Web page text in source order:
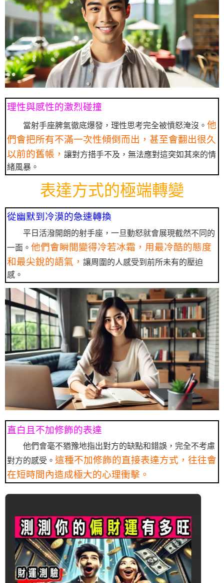
理性與感性的激烈碰撞
當射手座脾氣徹底爆發，理性思考完全被憤怒淹沒。 他
們會把所有不滿一次性傾倒而出，甚至會翻出很久
以前的舊帳， 讓對方措手不及，無法應對這突如其來的情
緒風暴。
表達方式的極端轉變
從幽默到冷漠的急速轉換
平日活潑開朗的射手座，一旦動怒就會展現截然不同的
一面。 他們會瞬間變得冷若冰霜，用最冷酷的態度
和最尖銳的語氣， 讓周圍的人感受到前所未有的壓迫
感。
直白且不加修飾的表達
他們會毫不猶豫地指出對方的缺點和錯誤，完全不考慮
對方的感受。 這種不加修飾的直接表達方式，往往會
在短時間內造成極大的心理衝擊。